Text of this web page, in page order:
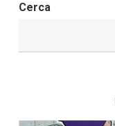
Cerca